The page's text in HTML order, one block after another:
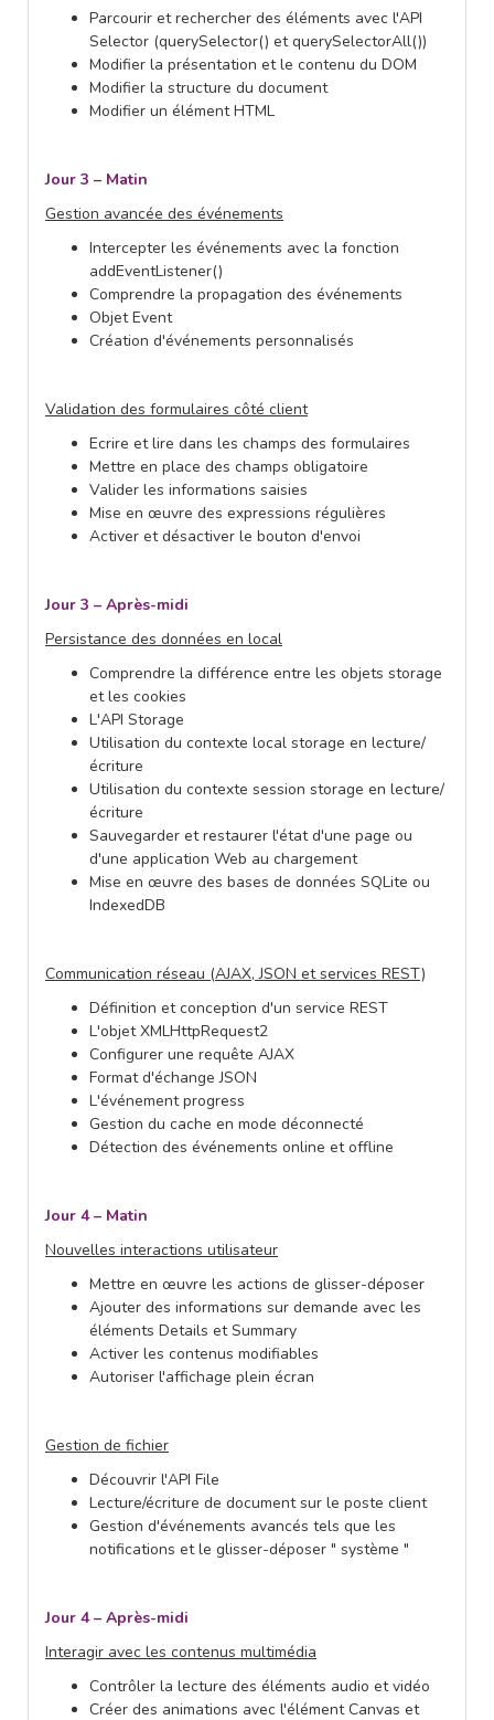
Parcourir et rechercher des éléments avec l'API
Selector (querySelector() et querySelectorAll())
Modifier la présentation et le contenu du DOM
Modifier la structure du document
Modifier un élément HTML
Jour 3 – Matin
Gestion avancée des événements
Intercepter les événements avec la fonction
addEventListener()
Comprendre la propagation des événements
Objet Event
Création d'événements personnalisés
Validation des formulaires côté client
Ecrire et lire dans les champs des formulaires
Mettre en place des champs obligatoire
Valider les informations saisies
Mise en œuvre des expressions régulières
Activer et désactiver le bouton d'envoi
Jour 3 – Après-midi
Persistance des données en local
Comprendre la différence entre les objets storage
et les cookies
L'API Storage
Utilisation du contexte local storage en lecture/
écriture
Utilisation du contexte session storage en lecture/
écriture
Sauvegarder et restaurer l'état d'une page ou
d'une application Web au chargement
Mise en œuvre des bases de données SQLite ou
IndexedDB
Communication réseau (AJAX, JSON et services REST)
Définition et conception d'un service REST
L'objet XMLHttpRequest2
Configurer une requête AJAX
Format d'échange JSON
L'événement progress
Gestion du cache en mode déconnecté
Détection des événements online et offline
Jour 4 – Matin
Nouvelles interactions utilisateur
Mettre en œuvre les actions de glisser-déposer
Ajouter des informations sur demande avec les
éléments Details et Summary
Activer les contenus modifiables
Autoriser l'affichage plein écran
Gestion de fichier
Découvrir l'API File
Lecture/écriture de document sur le poste client
Gestion d'événements avancés tels que les
notifications et le glisser-déposer " système "
Jour 4 – Après-midi
Interagir avec les contenus multimédia
Contrôler la lecture des éléments audio et vidéo
Créer des animations avec l'élément Canvas et